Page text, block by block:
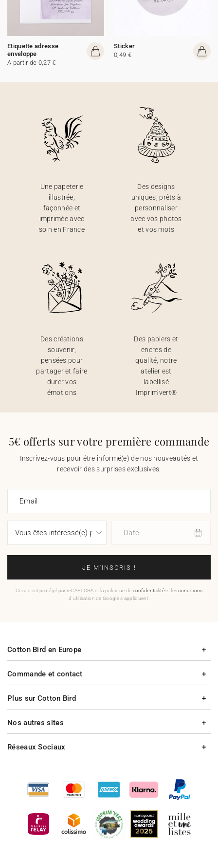
Etiquette adresse
enveloppe
A partir de 0,27 €
Sticker
0,49 €
Une papeterie
illustrée,
façonnée et
imprimée avec
soin en France
Des designs
uniques, prêts à
personnaliser
avec vos photos
et vos mots
Des créations
souvenir,
pensées pour
partager et faire
durer vos
émotions
Des papiers et
encres de
qualité, notre
atelier est
labellisé
Imprim’vert®
5€ offerts sur votre première commande
Inscrivez-vous pour être informé(e) de nos nouveautés et
recevoir des surprises exclusives.
Email
Date
JE M'INSCRIS !
Ce site est protégé par reCAPTCHA et la politique de confidentialitéet lesconditions
d'utilisation de Google s'appliquent.
Commande et contact
Plus sur Cotton Bird
Cotton Bird en Europe
Nos autres sites
Réseaux Sociaux